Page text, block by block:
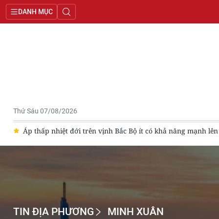
DANH MỤC
Thứ Sáu 07/08/2026
Áp thấp nhiệt đới trên vịnh Bắc Bộ ít có khả năng mạnh lên
TIN ĐỊA PHƯƠNG MINH XUÂN